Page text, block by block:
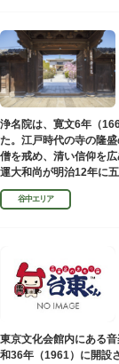
浄名院は、寛文6年（
た。江戸時代の寺の隆
僧を戒め、清い信仰を
運大和尚が明治12年に
石地蔵建立を発願しま
ます。谷中エリア
東京文化会館内にある
和36年（1961）に開設